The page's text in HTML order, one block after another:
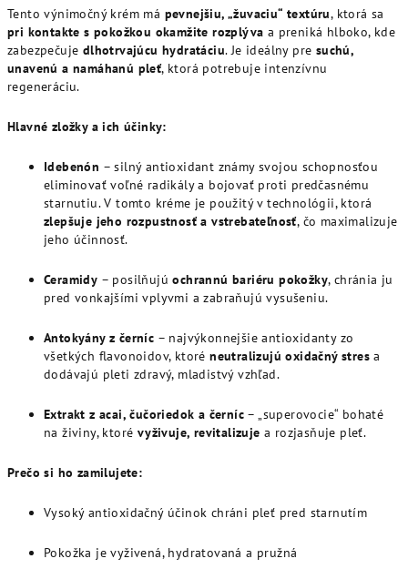
Tento výnimočný krém má pevnejšiu, „žuvaciu“ textúru, ktorá sa
pri kontakte s pokožkou okamžite rozplýva a preniká hlboko, kde
zabezpečuje dlhotrvajúcu hydratáciu. Je ideálny pre suchú,
unavenú a namáhanú pleť, ktorá potrebuje intenzívnu
regeneráciu.
Hlavné zložky a ich účinky:
Idebenón – silný antioxidant známy svojou schopnosťou
eliminovať voľné radikály a bojovať proti predčasnému
starnutiu. V tomto kréme je použitý v technológii, ktorá
zlepšuje jeho rozpustnosť a vstrebateľnosť, čo maximalizuje
jeho účinnosť.
Ceramidy – posilňujúochrannú bariéru pokožky, chránia ju
pred vonkajšími vplyvmi a zabraňujú vysušeniu.
Antokyány z černíc – najvýkonnejšie antioxidanty zo
všetkých flavonoidov, ktoréneutralizujú oxidačný stres a
dodávajú pleti zdravý, mladistvý vzhľad.
Extrakt z acai, čučoriedok a černíc – „superovocie“ bohaté
na živiny, ktoré vyživuje, revitalizuje a rozjasňuje pleť.
Prečo si ho zamilujete:
Vysoký antioxidačný účinok chráni pleť pred starnutím
Pokožka je vyživená, hydratovaná a pružná